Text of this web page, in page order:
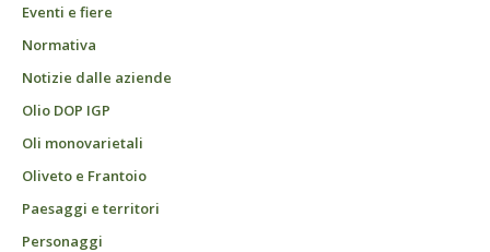
Eventi e fiere
Normativa
Notizie dalle aziende
Olio DOP IGP
Oli monovarietali
Oliveto e Frantoio
Paesaggi e territori
Personaggi